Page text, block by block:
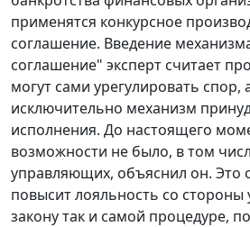
применятся конкурсное
соглашение. Введение
соглашение" эксперт считает
могут сами урегулировать спор,
исключительно механизм
исполнения. До настоящего
возможности не было, в том
управляющих, объяснил он. Это
повысит лояльность со стороны
закону так и самой процедуре,